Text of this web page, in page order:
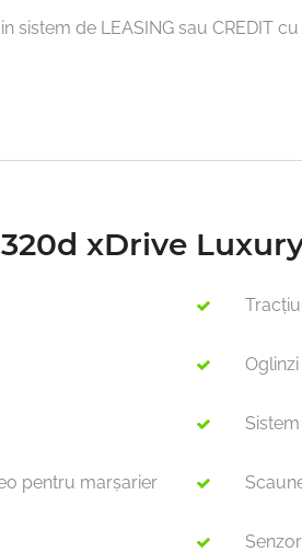
sistem de LEASING sau CREDIT
xDrive
pentru marșarier